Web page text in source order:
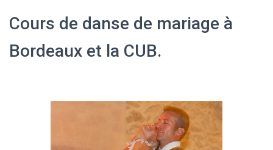
Cours de danse de mariage à
Bordeaux et la CUB.